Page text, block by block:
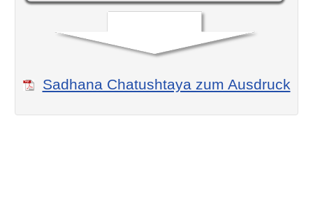
Sadhana Chatushtaya zum Ausdruck